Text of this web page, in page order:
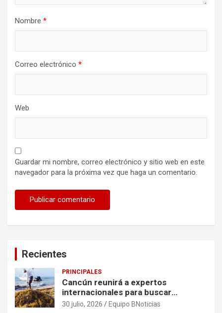
Nombre *
Correo electrónico *
Web
Guardar mi nombre, correo electrónico y sitio web en este
navegador para la próxima vez que haga un comentario.
Recientes
PRINCIPALES
Cancún reunirá a expertos
internacionales para buscar
soluciones al problema del sargazo
30 julio, 2026 Equipo BNoticias